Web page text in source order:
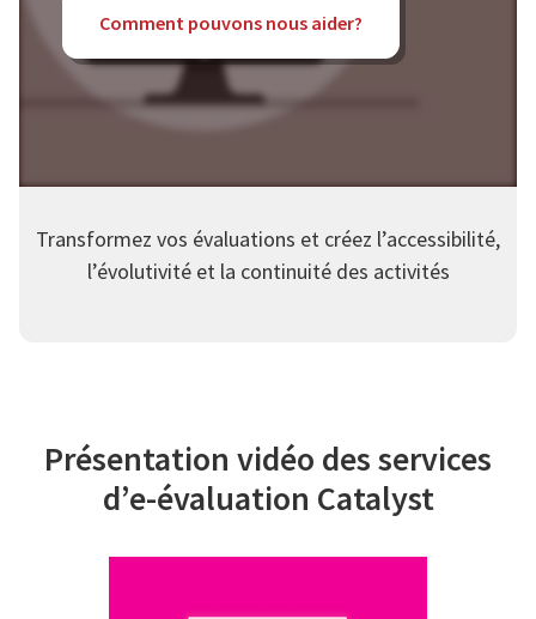
Comment pouvons nous aider?
Transformez vos évaluations et créez l’accessibilité,
l’évolutivité et la continuité des activités
Présentation vidéo des services
d’e-évaluation Catalyst